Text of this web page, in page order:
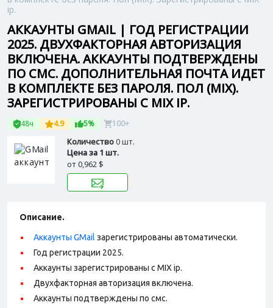
ip.
АККАУНТЫ GMAIL | ГОД РЕГИСТРАЦИИ
2025. ДВУХФАКТОРНАЯ АВТОРИЗАЦИЯ
ВКЛЮЧЕНА. АККАУНТЫ ПОДТВЕРЖДЕНЫ
ПО СМС. ДОПОЛНИТЕЛЬНАЯ ПОЧТА ИДЕТ
В КОМПЛЕКТЕ БЕЗ ПАРОЛЯ. ПОЛ (MIX).
ЗАРЕГИСТРИРОВАНЫ С MIX IP.
48ч 4.9 5% 100+
Количество0 шт.
Цена за 1 шт.
от0,962 $
Описание.
Аккаунты GMail зарегистрированы автоматически.
Год регистрации 2025.
Аккаунты зарегистрированы с MIX ip.
Двухфакторная авторизация включена.
Аккаунты подтверждены по смс.